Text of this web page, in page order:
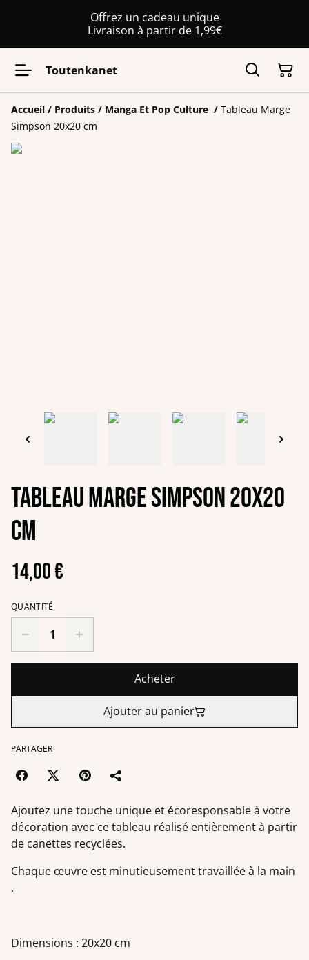
Offrez un cadeau unique
Livraison à partir de 1,99€
Toutenkanet
Accueil / Produits / Manga Et Pop Culture / Tableau Marge
Simpson 20x20 cm
Tableau Marge Simpson 20x20
cm
14,00 €
QUANTITÉ
Acheter
Ajouter au panier
PARTAGER
Ajoutez une touche unique et écoresponsable à votre
décoration avec ce tableau réalisé entièrement à partir
de canettes recyclées.
Chaque œuvre est minutieusement travaillée à la main
.
Dimensions : 20x20 cm